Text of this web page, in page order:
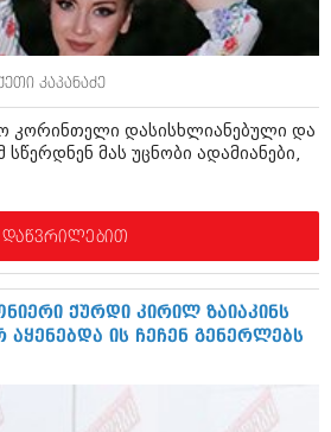
(382)
(541)
(1)
(1)
(2)
(1)
(2)
(1)
კაპანაძე
კორინთელი დასისხლიანებული და
მას უცნობი ადამიანები,
დაწვრილებით
ქურდი კირილ ზაიაკინს
ის ჩეჩენ გენერლებს